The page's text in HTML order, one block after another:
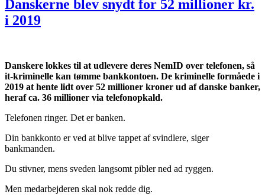
Danskerne blev snydt for 52 millioner kr.
i 2019
Danskere lokkes til at udlevere deres NemID over telefonen, så
it-kriminelle kan tømme bankkontoen. De kriminelle formåede i
2019 at hente lidt over 52 millioner kroner ud af danske banker,
heraf ca. 36 millioner via telefonopkald.
Telefonen ringer. Det er banken.
Din bankkonto er ved at blive tappet af svindlere, siger
bankmanden.
Du stivner, mens sveden langsomt pibler ned ad ryggen.
Men medarbejderen skal nok redde dig.